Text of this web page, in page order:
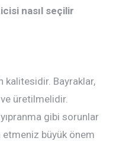
nasıl seçilir
kalitesidir. Bayraklar,
üretilmelidir.
gibi sorunlar
büyük önem